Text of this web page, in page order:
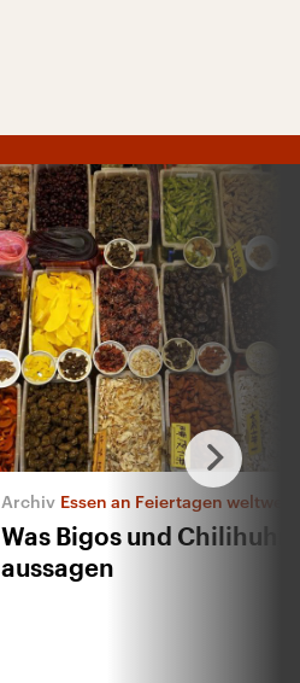
Essen an Feiertagen weltweit
Was Bigos und Chilihuhn
aussagen